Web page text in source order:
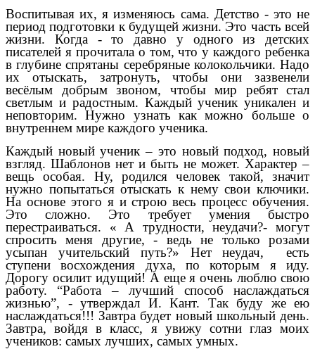
Воспитывая их, я изменяюсь сама. Детство - это не
период подготовки к будущей жизни. Это часть всей
жизни. Когда - то давно у одного из детских
писателей я прочитала о том, что у каждого ребенка
в глубине спрятаны серебряные колокольчики. Надо
их отыскать, затронуть, чтобы они зазвенели
весёлым добрым звоном, чтобы мир ребят стал
светлым и радостным. Каждый ученик уникален и
неповторим. Нужно узнать как можно больше о
внутреннем мире каждого ученика.
Каждый новый ученик – это новый подход, новый
взгляд. Шаблонов нет и быть не может. Характер –
вещь особая. Ну, родился человек такой, значит
нужно попытаться отыскать к нему свои ключики.
На основе этого я и строю весь процесс обучения.
Это сложно. Это требует умения быстро
перестраиваться. « А трудности, неудачи?- могут
спросить меня другие, - ведь не только розами
усыпан учительский путь?» Нет неудач, есть
ступени восхождения духа, по которым я иду.
Дорогу осилит идущий! А еще я очень люблю свою
работу. “Работа – лучший способ наслаждаться
жизнью”, - утверждал И. Кант. Так буду же ею
наслаждаться!!! Завтра будет новый школьный день.
Завтра, войдя в класс, я увижу сотни глаз моих
учеников: самых лучших, самых умных.